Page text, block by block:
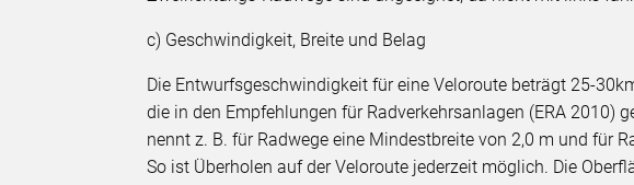
c) Geschwindigkeit, Breite und Belag
Die Entwurfsgeschwindigkeit für eine Veloroute beträgt 25-
die in den Empfehlungen für Radverkehrsanlagen (ERA 2010)
nennt z. B. für Radwege eine Mindestbreite von 2,0 m und für
So ist Überholen auf der Veloroute jederzeit möglich. Die